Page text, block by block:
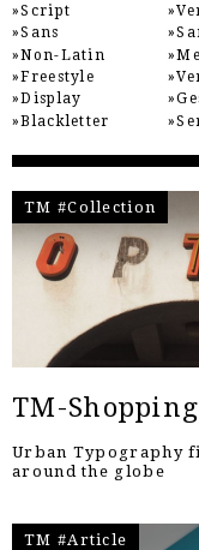
Script
Sans
Non-Latin
Freestyle
Display
Blackletter
TM #Collection
TM-
Urban Typography
around the globe
TM #Article